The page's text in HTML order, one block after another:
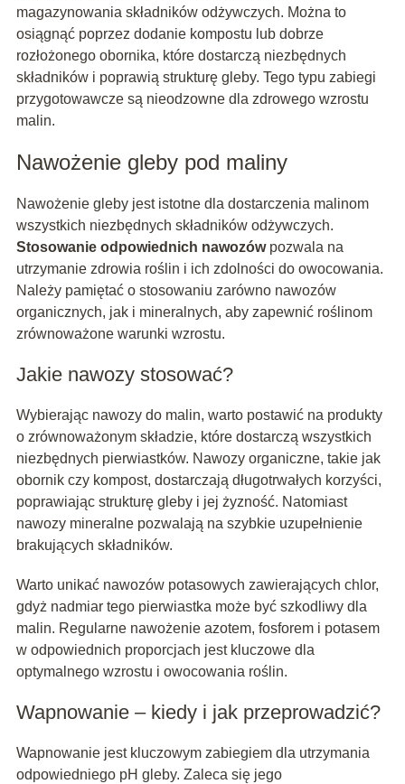
magazynowania składników odżywczych. Można to
osiągnąć poprzez dodanie kompostu lub dobrze
rozłożonego obornika, które dostarczą niezbędnych
składników i poprawią strukturę gleby. Tego typu zabiegi
przygotowawcze są nieodzowne dla zdrowego wzrostu
malin.
Nawożenie gleby pod maliny
Nawożenie gleby jest istotne dla dostarczenia malinom
wszystkich niezbędnych składników odżywczych.
Stosowanie odpowiednich nawozówpozwala na
utrzymanie zdrowia roślin i ich zdolności do owocowania.
Należy pamiętać o stosowaniu zarówno nawozów
organicznych, jak i mineralnych, aby zapewnić roślinom
zrównoważone warunki wzrostu.
Jakie nawozy stosować?
Wybierając nawozy do malin, warto postawić na produkty
o zrównoważonym składzie, które dostarczą wszystkich
niezbędnych pierwiastków. Nawozy organiczne, takie jak
obornik czy kompost, dostarczają długotrwałych korzyści,
poprawiając strukturę gleby i jej żyzność. Natomiast
nawozy mineralne pozwalają na szybkie uzupełnienie
brakujących składników.
Warto unikać nawozów potasowych zawierających chlor,
gdyż nadmiar tego pierwiastka może być szkodliwy dla
malin. Regularne nawożenie azotem, fosforem i potasem
w odpowiednich proporcjach jest kluczowe dla
optymalnego wzrostu i owocowania roślin.
Wapnowanie – kiedy i jak przeprowadzić?
Wapnowanie jest kluczowym zabiegiem dla utrzymania
odpowiedniego pH gleby. Zaleca się jego